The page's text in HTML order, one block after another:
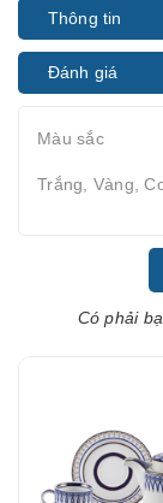
Thông tin
Đánh giá
Màu sắc
Trắng, Vàng,
Có phải